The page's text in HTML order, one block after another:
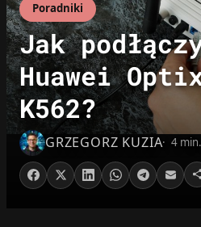
Poradniki
Jak
Huawei
K562?
GRZEGORZ KUZIA 4